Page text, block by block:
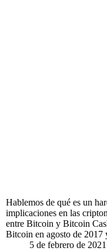
Hablemos de qué es un
implicaciones en las
entre Bitcoin y Bitcoin
Bitcoin en agosto de
5 de febrero de 2021